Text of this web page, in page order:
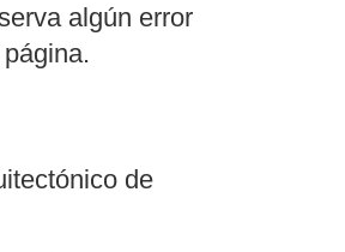
algún error
de